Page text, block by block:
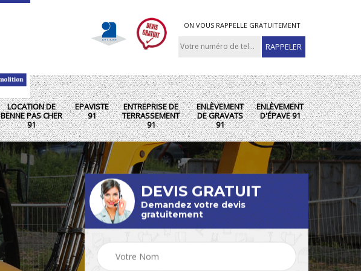
ON VOUS RAPPELLE GRATUITEMENT
LOCATION DE
BENNE PAS CHER
91
EPAVISTE
91
ENTREPRISE DE
TERRASSEMENT
91
ENLÈVEMENT
DE GRAVATS
91
ENLÈVEMENT
D'ÉPAVE 91
DEVIS GRATUIT
Demandez votre devis
gratuitement